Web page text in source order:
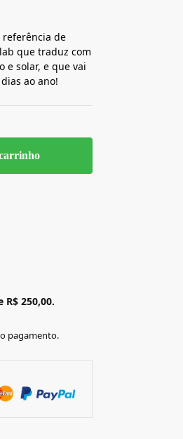
referência de
que traduz com
e solar, e que vai
ao ano!
250,00.
pagamento.